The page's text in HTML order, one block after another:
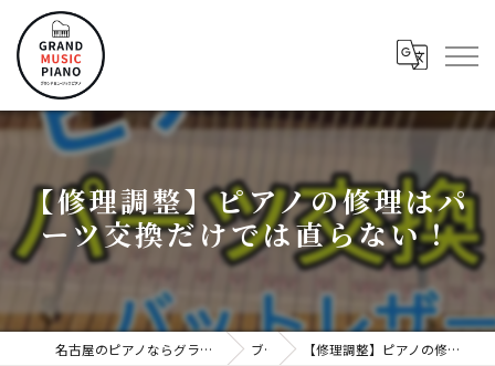
【修理調整】ピアノの修理はパ
ーツ交換だけでは直らない！
名古屋のピアノならグランドミュージックピアノ株式会社 ブログ 【修理調整】ピアノの修理はパーツ交換だけでは直らない！